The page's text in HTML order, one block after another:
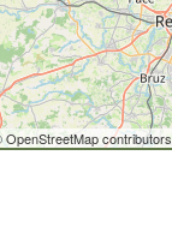
contributors